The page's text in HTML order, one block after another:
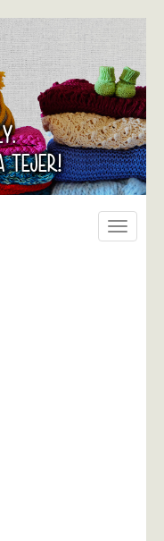
TEJER!
Toggle